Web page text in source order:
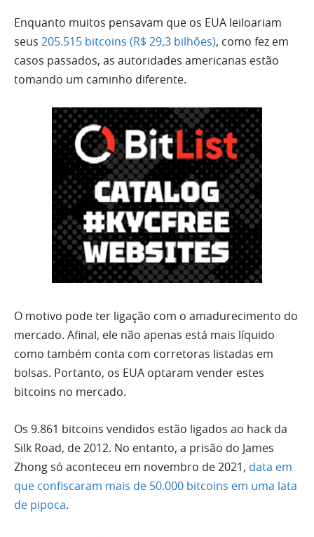
Enquanto muitos pensavam que os EUA leiloariam
seus 205.515 bitcoins (R$ 29,3 bilhões), como fez em
casos passados, as autoridades americanas estão
tomando um caminho diferente.
O motivo pode ter ligação com o amadurecimento do
mercado. Afinal, ele não apenas está mais líquido
como também conta com corretoras listadas em
bolsas. Portanto, os EUA optaram vender estes
bitcoins no mercado.
Os 9.861 bitcoins vendidos estão ligados ao hack da
Silk Road, de 2012. No entanto, a prisão do James
Zhong só aconteceu em novembro de 2021, data em
que confiscaram mais de 50.000 bitcoins em uma lata
de pipoca.